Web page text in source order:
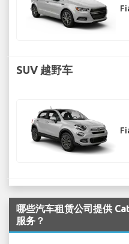
SUV 越野车
哪些汽车租赁公司提供
服务？